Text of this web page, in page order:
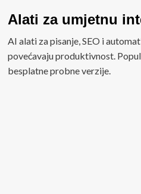
Alati za umjetnu
AI alati za pisanje, SEO i
povećavaju produktivnost.
besplatne probne verzije.